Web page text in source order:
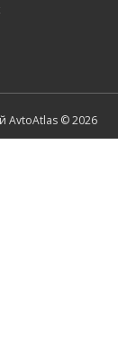
AvtoAtlas © 2026